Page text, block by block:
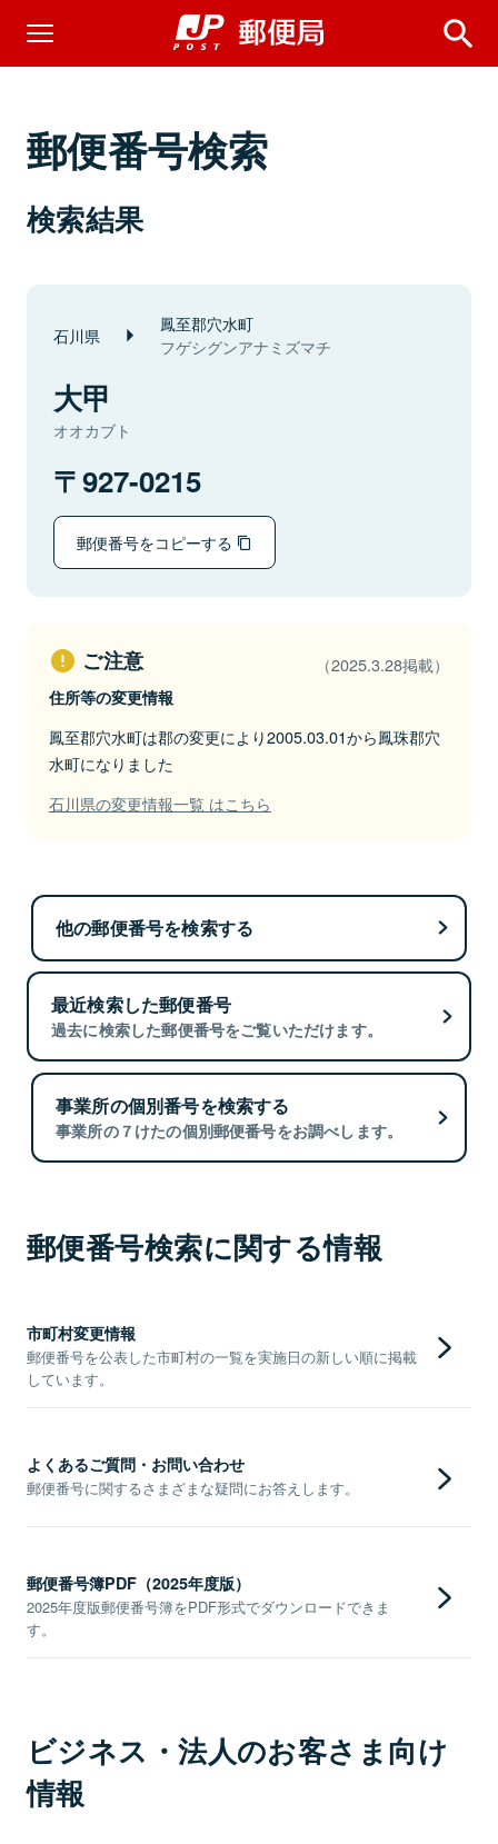
郵便番号検索
検索結果
石川県 鳳至郡穴水町
フゲシグンアナミズマチ
大甲
オオカブト
927-0215
郵便番号をコピーする
ご注意 （2025.3.28掲載）
住所等の変更情報
鳳至郡穴水町は郡の変更により2005.03.01から鳳珠郡穴
水町になりました
石川県の変更情報一覧 はこちら
他の郵便番号を検索する
最近検索した郵便番号
過去に検索した郵便番号をご覧いただけます。
事業所の個別番号を検索する
事業所の７けたの個別郵便番号をお調べします。
郵便番号検索に関する情報
市町村変更情報
郵便番号を公表した市町村の一覧を実施日の新しい順に掲載
しています。
よくあるご質問・お問い合わせ
郵便番号に関するさまざまな疑問にお答えします。
郵便番号簿PDF（2025年度版）
2025年度版郵便番号簿をPDF形式でダウンロードできま
す。
ビジネス・法人のお客さま向け
情報